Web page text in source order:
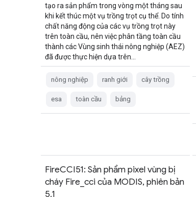
tạo ra sản phẩm trong vòng một tháng sau
khi kết thúc một vụ trồng trọt cụ thể. Do tính
chất năng động của các vụ trồng trọt này
trên toàn cầu, nên việc phân tầng toàn cầu
thành các Vùng sinh thái nông nghiệp (AEZ)
đã được thực hiện dựa trên…
nông nghiệp ranh giới cây trồng
esa toàn cầu bảng
FireCCI51: Sản phẩm pixel vùng bị
cháy Fire_cci của MODIS, phiên bản
5.1